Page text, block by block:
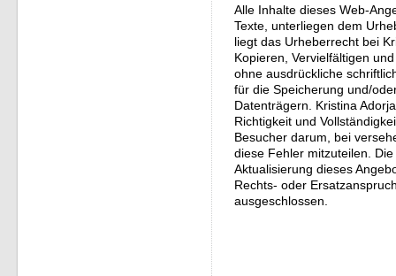
Alle Inhalte dieses Web-
Texte, unterliegen dem
liegt das Urheberrecht bei
Kopieren, Vervielfältigen
ohne ausdrückliche
für die Speicherung und/
Datenträgern. Kristina
Richtigkeit und
Besucher darum, bei
diese Fehler mitzuteilen.
Aktualisierung dieses
Rechts- oder
ausgeschlossen.